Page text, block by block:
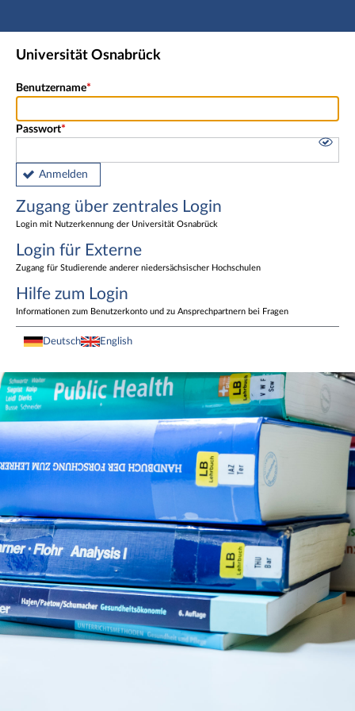
Hauptnavigation
Zugang über zentrales Login
Universität Osnabrück
Benutzername
Passwort
Anmelden
Zugang über zentrales Login
Login mit Nutzerkennung der Universität Osnabrück
Login für Externe
Zugang für Studierende anderer niedersächsischer Hochschulen
Hilfe zum Login
Informationen zum Benutzerkonto und zu Ansprechpartnern bei Fragen
Deutsch English